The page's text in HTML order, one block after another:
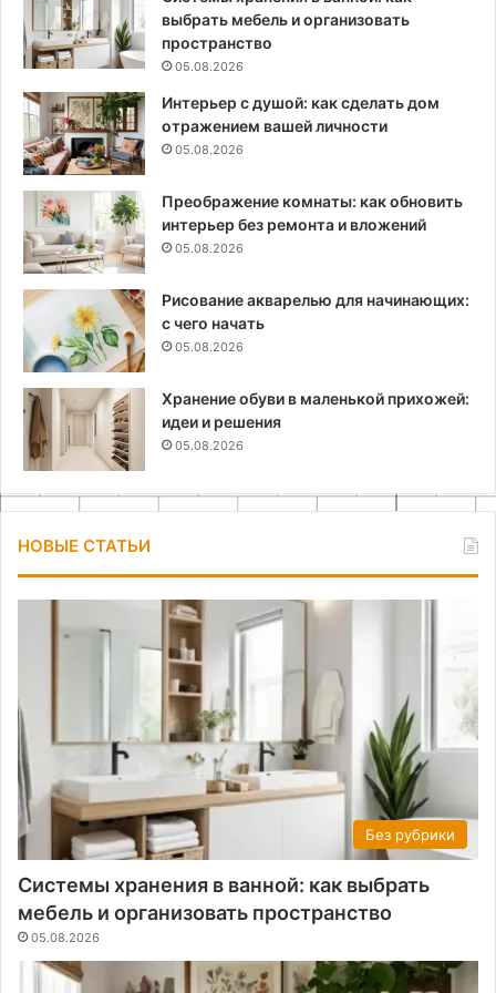
выбрать мебель и организовать
пространство
05.08.2026
Интерьер с душой: как сделать дом
отражением вашей личности
05.08.2026
Преображение комнаты: как обновить
интерьер без ремонта и вложений
05.08.2026
Рисование акварелью для начинающих:
с чего начать
05.08.2026
Хранение обуви в маленькой прихожей:
идеи и решения
05.08.2026
НОВЫЕ СТАТЬИ
Без рубрики
Системы хранения в ванной: как выбрать
мебель и организовать пространство
05.08.2026